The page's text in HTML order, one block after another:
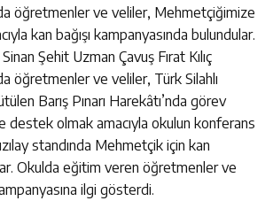
öğretmenler ve veliler, Mehmetçiğimize
kan bağışı kampanyasında bulundular.
Şehit Uzman Çavuş Fırat Kılıç
öğretmenler ve veliler, Türk Silahlı
Barış Pınarı Harekâtı’nda görev
destek olmak amacıyla okulun konferans
standında Mehmetçik için kan
Okulda eğitim veren öğretmenler ve
ilgi gösterdi.